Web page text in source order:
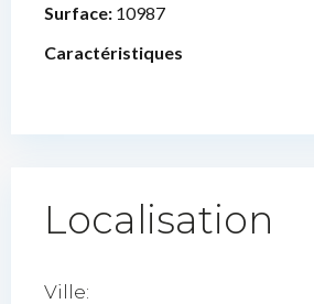
Surface: 10987
Caractéristiques
Localisation
Ville: